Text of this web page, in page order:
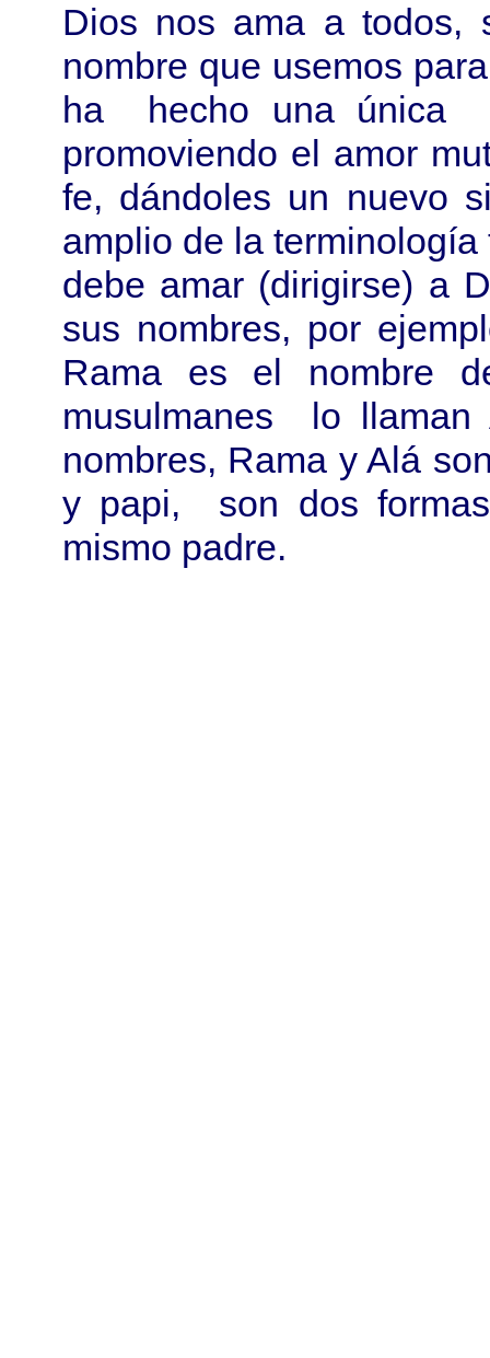
Dios nos ama a todos,
nombre que usemos
ha hecho una única
promoviendo el amor
fe, dándoles un nuevo
amplio de la
debe amar (dirigirse) a
sus nombres, por
Rama es el nombre
musulmanes lo
nombres, Rama y Alá
y papi, son dos
mismo padre.